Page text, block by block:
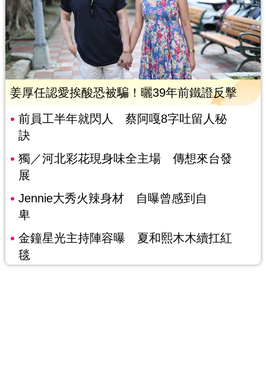
姜厚任認愛挨酸恐被騙！曬39年前鐵證反擊
前員工半年就閃人 蔡阿嘎8字吐留人秘
訣
獨／河北彩花現身味全主場 傳想來台發
展
Jennie大秀火辣身材 自曝曾感到自
卑
金鐘星光主持陣容曝 夏和熙木木續扛紅
毯